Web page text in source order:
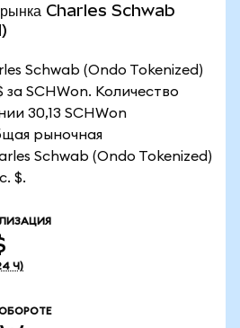
рынка Charles Schwab
Schwab (Ondo Tokenized)
за SCHWon. Количество
30,13 SCHWon
рыночная
Schwab (Ondo Tokenized)
$.
Ч)